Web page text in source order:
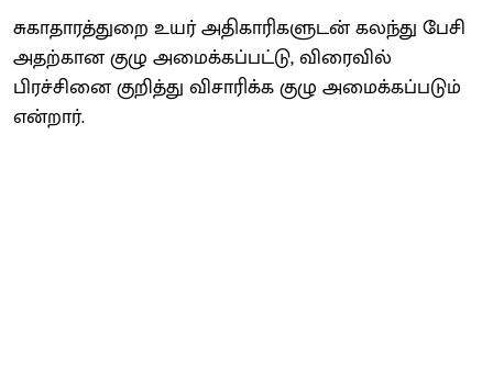
சுகாதாரத்துறை உயர் அதிகாரிகளுடன் கலந்து பேசி
அதற்கான குழு அமைக்கப்பட்டு, விரைவில்
பிரச்சினை குறித்து விசாரிக்க குழு அமைக்கப்படும்
என்றார்.